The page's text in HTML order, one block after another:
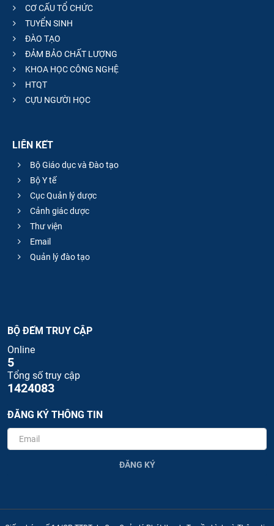
CƠ CẤU TỔ CHỨC
TUYỂN SINH
ĐÀO TẠO
ĐẢM BẢO CHẤT LƯỢNG
KHOA HỌC CÔNG NGHỆ
HTQT
CỰU NGƯỜI HỌC
LIÊN KẾT
Bộ Giáo dục và Đào tạo
Bộ Y tế
Cục Quản lý dược
Cảnh giác dược
Thư viện
Email
Quản lý đào tạo
BỘ ĐẾM TRUY CẬP
Online
5
Tổng số truy cập
1424083
ĐĂNG KÝ THÔNG TIN
ĐĂNG KÝ